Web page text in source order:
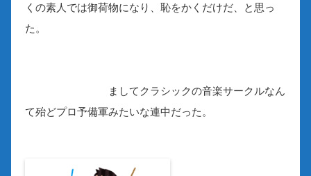
くの素人では御荷物になり、恥をかくだけだ、と思っ
た。
ましてクラシックの音楽サークルなん
て殆どプロ予備軍みたいな連中だった。